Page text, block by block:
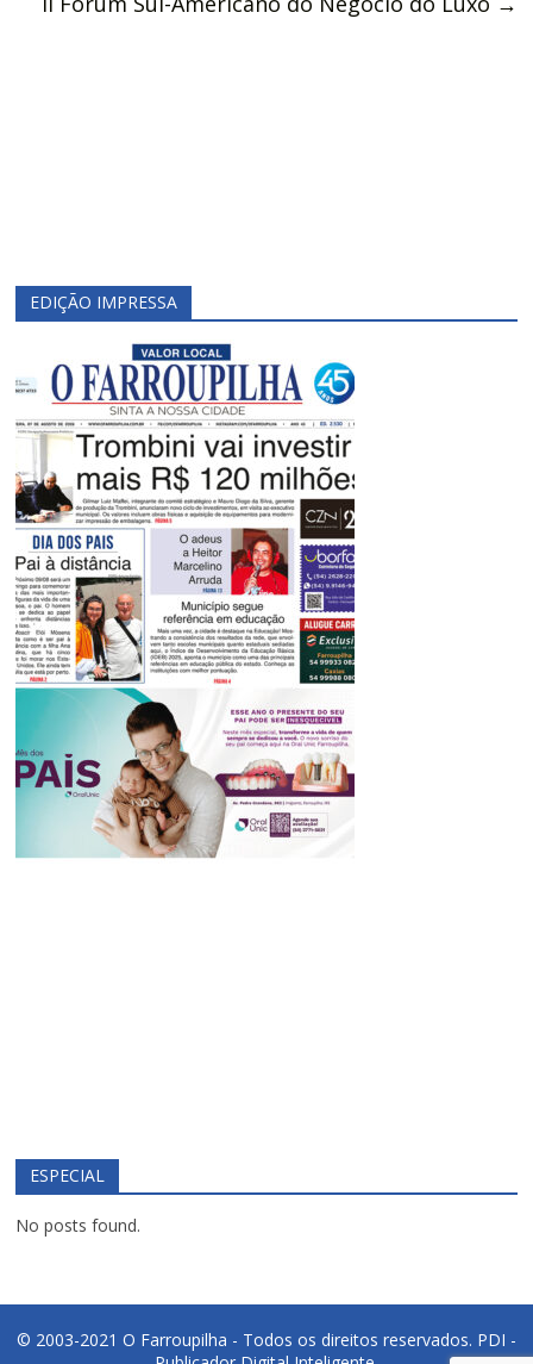
EDIÇÃO IMPRESSA
ESPECIAL
No posts found.
© 2003-2021 O Farroupilha - Todos os direitos reservados. PDI -